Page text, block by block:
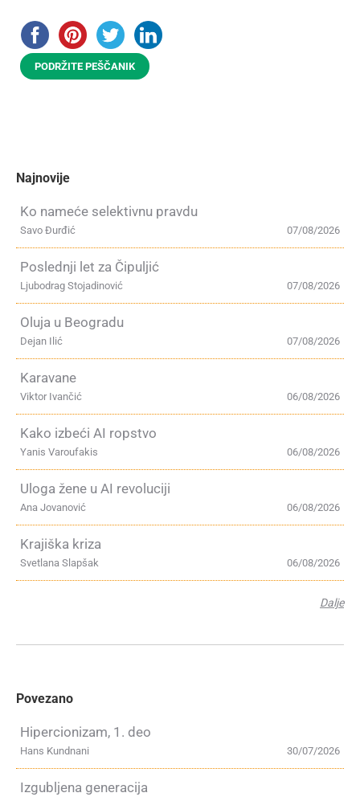
PODRŽITE PEŠČANIK
Najnovije
Ko nameće selektivnu pravdu
07/08/2026
Savo Đurđić
Poslednji let za Čipuljić
07/08/2026
Ljubodrag Stojadinović
Oluja u Beogradu
07/08/2026
Dejan Ilić
Karavane
06/08/2026
Viktor Ivančić
Kako izbeći AI ropstvo
06/08/2026
Yanis Varoufakis
Uloga žene u AI revoluciji
06/08/2026
Ana Jovanović
Krajiška kriza
06/08/2026
Svetlana Slapšak
Dalje
Povezano
Hipercionizam, 1. deo
30/07/2026
Hans Kundnani
Izgubljena generacija